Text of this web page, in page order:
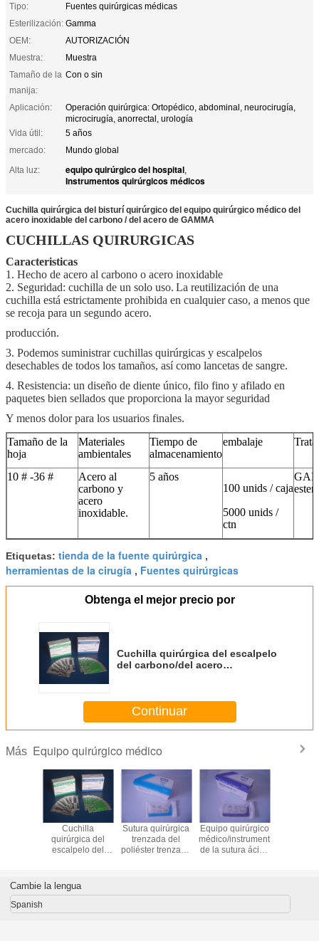
Tipo:
Fuentes quirúrgicas médicas
Esterilización: Gamma
OEM:
AUTORIZACIÓN
Muestra:
Muestra
Tamaño de la
manija:
Con o sin
Aplicación:
Operación quirúrgica: Ortopédico, abdominal, neurocirugía,
microcirugía, anorrectal, urología
Vida útil:
5 años
mercado:
Mundo global
Alta luz:
equipo quirúrgico del hospital,
Instrumentos quirúrgicos médicos
Cuchilla quirúrgica del bisturí quirúrgico del equipo quirúrgico médico del
acero inoxidable del carbono / del acero de GAMMA
CUCHILLAS QUIRURGICAS
Caracteristicas
1. Hecho de acero al carbono o acero inoxidable
2. Seguridad: cuchilla de un solo uso. La reutilización de una
cuchilla está estrictamente prohibida en cualquier caso, a menos que
se recoja para un segundo acero.
producción.
3. Podemos suministrar cuchillas quirúrgicas y escalpelos
desechables de todos los tamaños, así como lancetas de sangre.
4. Resistencia: un diseño de diente único, filo fino y afilado en
paquetes bien sellados que proporciona la mayor seguridad
Y menos dolor para los usuarios finales.
Tamaño de la
hoja
Materiales
ambientales
Tiempo de
almacenamiento
embalaje
10 # -36 #
Acero al
carbono y
acero
inoxidable.
5 años
100 unids / caja
5000 unids /
ctn
Etiquetas: tienda de la fuente quirúrgica ,
herramientas de la cirugía , Fuentes quirúrgicas
Obtenga el mejor precio por
Cuchilla quirúrgica del escalpelo
del carbono/del acero
Continuar
Más Equipo quirúrgico médico
del
Cuchilla
quirúrgica del
escalpelo del
quirúrgico médico
Sutura quirúrgica
trenzada del
poliéster trenzado
Equipo quirúrgico
médico/instrumentos
de la sutura ácida
Cambie la lengua
Spanish